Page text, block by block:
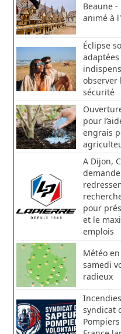
Beaune
animé à
Éclipse
observer
sécurité
pour
engrais
A Dijon,
demande
pour
et le
emplois
Météo en
samedi
radieux
syndicat